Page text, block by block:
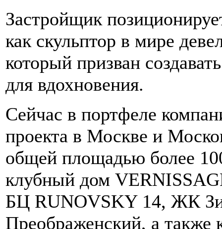
Застройщик
как скульптор в мире
который призван
для вдохновения.
Сейчас в портфеле
проекта в Москве и
общей площадью более
клубный дом
БЦ RUNOVSKY 14, ЖК
Преображенский, а также